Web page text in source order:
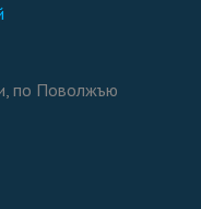
по Поволжъю